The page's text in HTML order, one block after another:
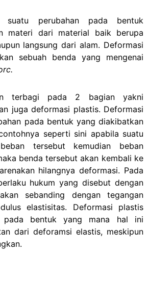
suatu perubahan pada bentuk
materi dari material baik berupa
langsung dari alam. Deformasi
sebuah benda yang mengenai
terbagi pada 2 bagian yakni
juga deformasi plastis. Deformasi
pada bentuk yang diakibatkan
seperti sini apabila suatu
tersebut kemudian beban
benda tersebut akan kembali ke
hilangnya deformasi. Pada
hukum yang disebut dengan
sebanding dengan tegangan
elastisitas. Deformasi plastis
pada bentuk yang mana hal ini
dari deforamsi elastis, meskipun